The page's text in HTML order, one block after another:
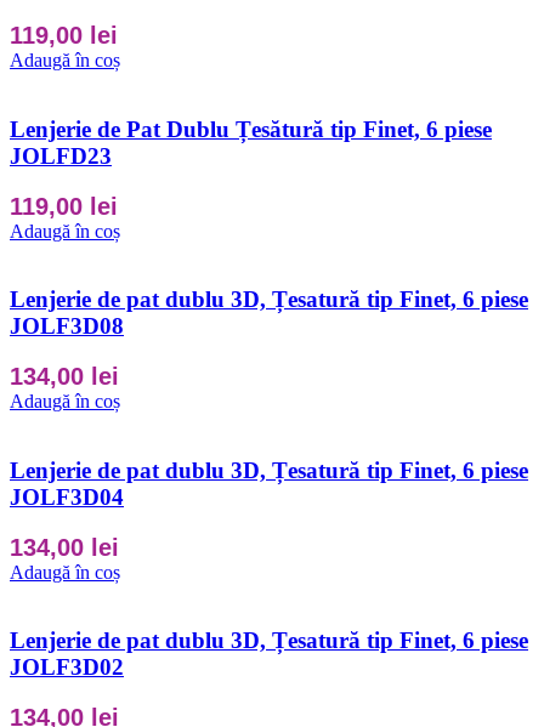
119,00 lei
Adaugă în coș
Lenjerie de Pat Dublu Țesătură tip Finet, 6 piese
JOLFD23
119,00 lei
Adaugă în coș
Lenjerie de pat dublu 3D, Țesatură tip Finet, 6 piese
JOLF3D08
134,00 lei
Adaugă în coș
Lenjerie de pat dublu 3D, Țesatură tip Finet, 6 piese
JOLF3D04
134,00 lei
Adaugă în coș
Lenjerie de pat dublu 3D, Țesatură tip Finet, 6 piese
JOLF3D02
134,00 lei